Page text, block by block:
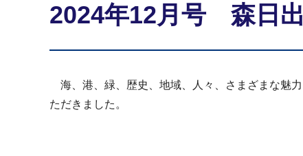
2024年12月号 森日出
海、港、緑、歴史、地域、人々、さまざまな魅
ただきました。